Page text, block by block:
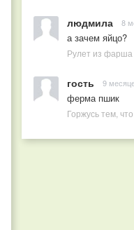
людмила 8
а зачем яйцо?
Рулет из фарша
гость 9
ферма пшик